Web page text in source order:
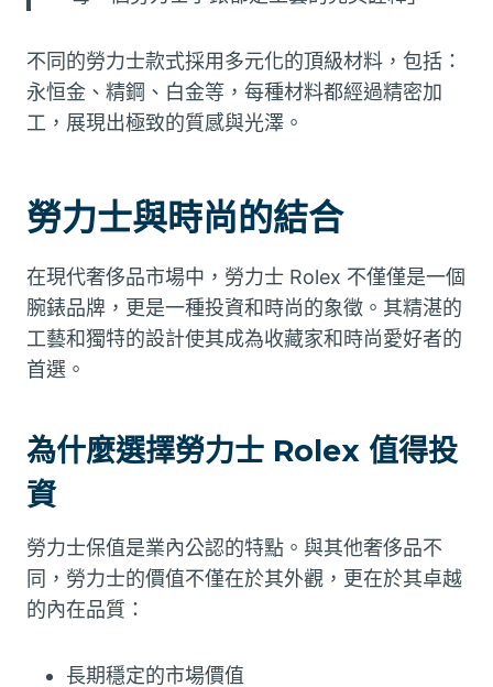
不同的勞力士款式採用多元化的頂級材料，包括：
永恒金、精鋼、白金等，每種材料都經過精密加
工，展現出極致的質感與光澤。
勞力士與時尚的結合
在現代奢侈品市場中，勞力士 Rolex 不僅僅是一個
腕錶品牌，更是一種投資和時尚的象徵。其精湛的
工藝和獨特的設計使其成為收藏家和時尚愛好者的
首選。
為什麼選擇勞力士 Rolex 值得投
資
勞力士保值是業內公認的特點。與其他奢侈品不
同，勞力士的價值不僅在於其外觀，更在於其卓越
的內在品質：
長期穩定的市場價值